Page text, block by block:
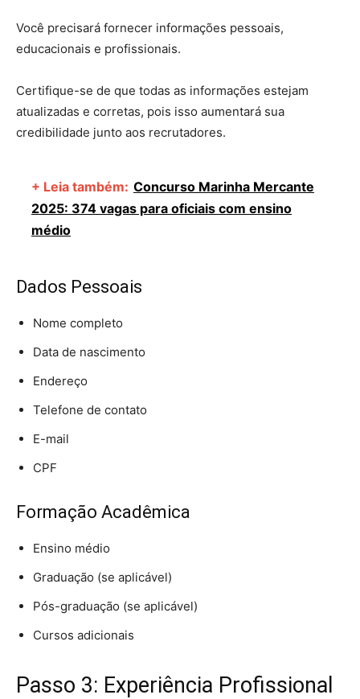
Você precisará fornecer informações pessoais,
educacionais e profissionais.
Certifique-se de que todas as informações estejam
atualizadas e corretas, pois isso aumentará sua
credibilidade junto aos recrutadores.
+ Leia também: Concurso Marinha Mercante
2025: 374 vagas para oficiais com ensino
médio
Dados Pessoais
Nome completo
Data de nascimento
Endereço
Telefone de contato
E-mail
CPF
Formação Acadêmica
Ensino médio
Graduação (se aplicável)
Pós-graduação (se aplicável)
Cursos adicionais
Passo 3: Experiência Profissional